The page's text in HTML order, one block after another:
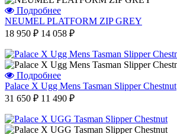
Подробнее
NEUMEL PLATFORM ZIP GREY
18 950 ₽ 14 058 ₽
Подробнее
Palace X Ugg Mens Tasman Slipper Chestnut
31 650 ₽ 11 490 ₽